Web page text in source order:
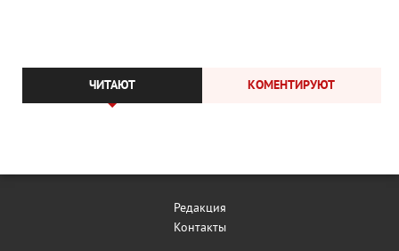
ЧИТАЮТ КОМЕНТИРУЮТ
Редакция
Контакты